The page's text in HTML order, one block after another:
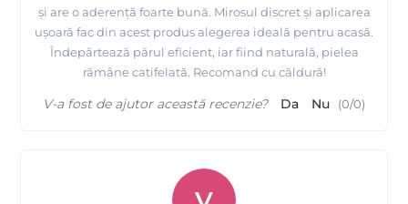
și are o aderență foarte bună. Mirosul discret și aplicarea
ușoară fac din acest produs alegerea ideală pentru acasă.
Îndepărtează părul eficient, iar fiind naturală, pielea
rămâne catifelată. Recomand cu căldură!
V-a fost de ajutor această recenzie? Da Nu (0/0)